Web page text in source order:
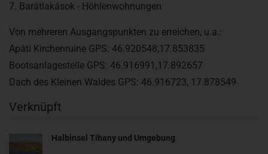
7. Barátlakások - Höhlenwohnungen
Von mehreren Ausgangspunkten zu erreichen, u.a.:
Apáti Kirchenruine GPS: 46.920548,17.853835
Bootsanlagestelle GPS: 46.916991,17.892657
Dach des Kleinen Waldes GPS: 46.916723, 17.878549
Verknüpft
Halbinsel Tihany und Umgebung